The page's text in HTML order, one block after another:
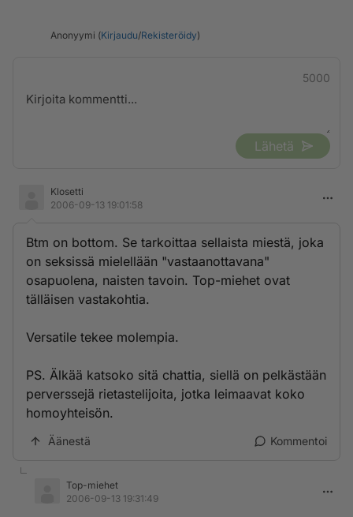
Anonyymi (Kirjaudu/Rekisteröidy)
5000
Lähetä
Klosetti
2006-09-13 19:01:58
Btm on bottom. Se tarkoittaa sellaista miestä, joka
on seksissä mielellään "vastaanottavana"
osapuolena, naisten tavoin. Top-miehet ovat
tälläisen vastakohtia.
Versatile tekee molempia.
PS. Älkää katsoko sitä chattia, siellä on pelkästään
perverssejä rietastelijoita, jotka leimaavat koko
homoyhteisön.
Äänestä Kommentoi
Top-miehet
2006-09-13 19:31:49